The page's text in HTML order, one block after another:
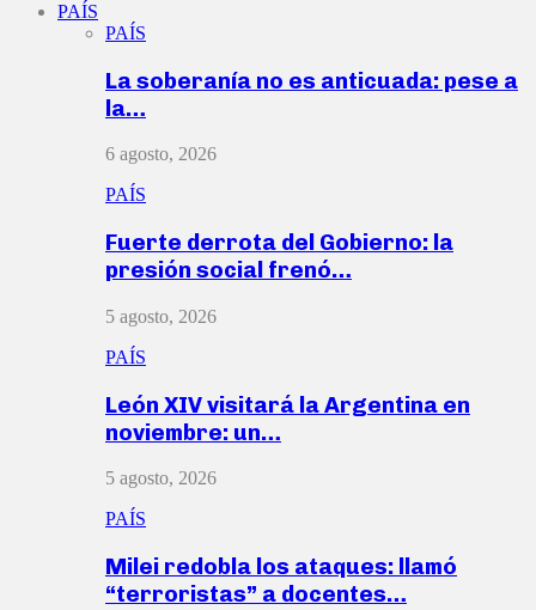
PAÍS
PAÍS
La soberanía no es anticuada: pese a
la…
6 agosto, 2026
PAÍS
Fuerte derrota del Gobierno: la
presión social frenó…
5 agosto, 2026
PAÍS
León XIV visitará la Argentina en
noviembre: un…
5 agosto, 2026
PAÍS
Milei redobla los ataques: llamó
“terroristas” a docentes…